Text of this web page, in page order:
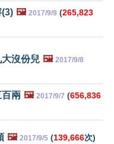
🖼️ 2017/9/9 (265,823
大沒份兒 🖼️ 2017/9/8
兩 🖼️ 2017/9/7 (656,836
🖼️ 2017/9/5 (139,666次)